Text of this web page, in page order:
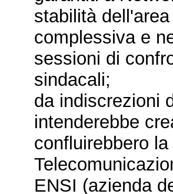
stabilità
complessiva e
sessioni di
sindacali;
da indiscrezioni
intenderebbe
confluirebbero
ENSI (azienda